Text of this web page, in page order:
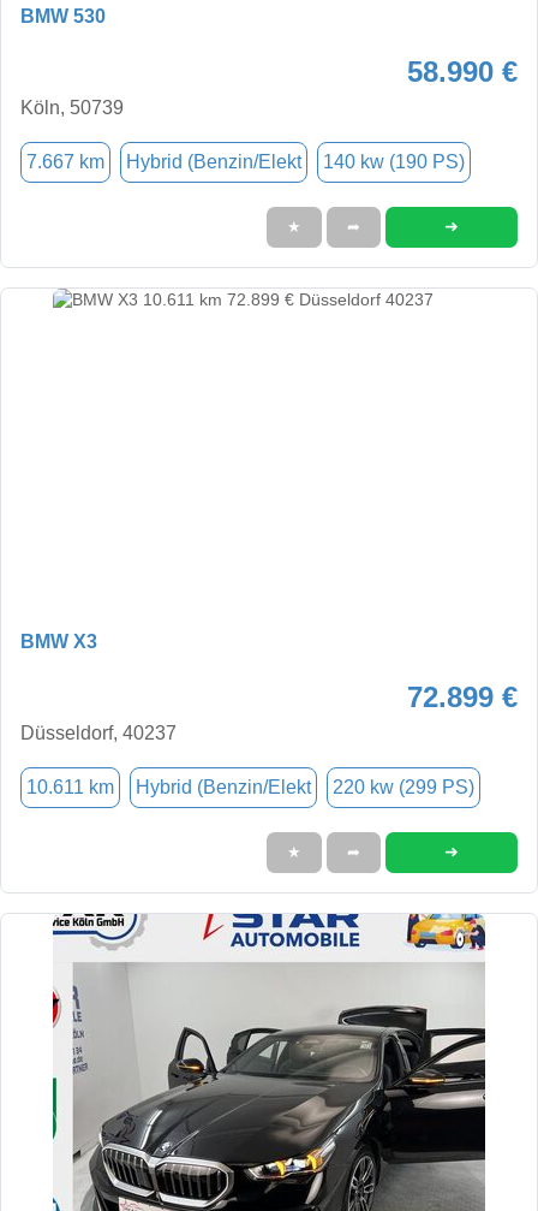
BMW 530
58.990 €
Köln, 50739
7.667 km Hybrid (Benzin/Elekt 140 kw (190 PS)
★ ➦ ➜
BMW X3
72.899 €
Düsseldorf, 40237
10.611 km Hybrid (Benzin/Elekt 220 kw (299 PS)
★ ➦ ➜